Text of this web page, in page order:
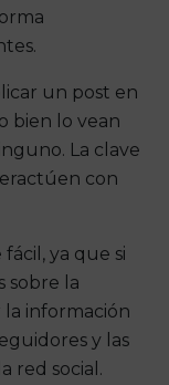
un post en
bien lo vean
La clave
con
ya que si
sobre la
información
y las
red social.